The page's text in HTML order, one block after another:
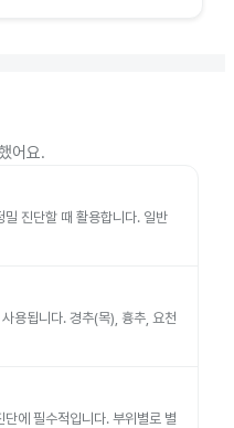
어요.
진단할 때 활용합니다. 일반
용됩니다. 경추(목), 흉추, 요천
에 필수적입니다. 부위별로 별